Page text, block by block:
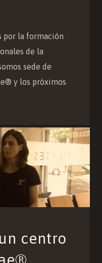
por la formación
de la
sede de
y los próximos
centro